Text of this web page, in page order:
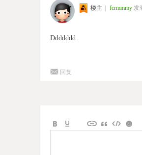
楼主 | fcrmmmy 发
Ddddddd
回复